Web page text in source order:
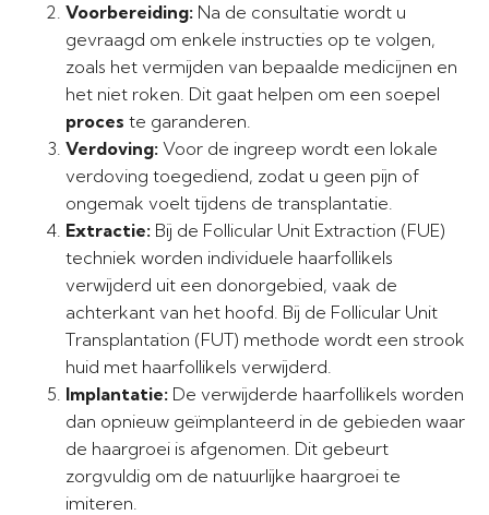
Voorbereiding: Na de consultatie wordt u
gevraagd om enkele instructies op te volgen,
zoals het vermijden van bepaalde medicijnen en
het niet roken. Dit gaat helpen om een soepel
proces te garanderen.
Verdoving: Voor de ingreep wordt een lokale
verdoving toegediend, zodat u geen pijn of
ongemak voelt tijdens de transplantatie.
Extractie: Bij de Follicular Unit Extraction (FUE)
techniek worden individuele haarfollikels
verwijderd uit een donorgebied, vaak de
achterkant van het hoofd. Bij de Follicular Unit
Transplantation (FUT) methode wordt een strook
huid met haarfollikels verwijderd.
Implantatie: De verwijderde haarfollikels worden
dan opnieuw geïmplanteerd in de gebieden waar
de haargroei is afgenomen. Dit gebeurt
zorgvuldig om de natuurlijke haargroei te
imiteren.